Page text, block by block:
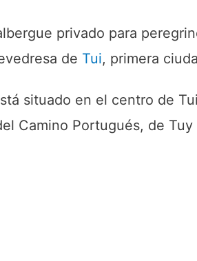
privado para
de Tui, primera
situado en el centro de
Camino Portugués, de